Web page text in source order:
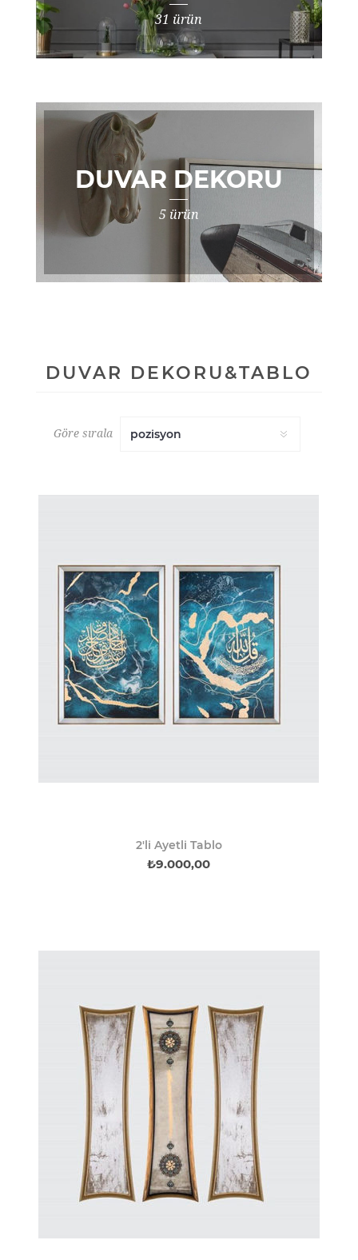
31 ürün
DUVAR DEKORU
5 ürün
DUVAR DEKORU&TABLO
Göre sırala
2'li Ayetli Tablo
₺9.000,00